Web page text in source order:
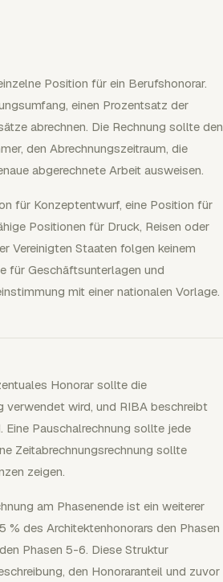
Position für ein Berufshonorar.
einen Prozentsatz der
abrechnen. Die Rechnung sollte den
den Abrechnungszeitraum, die
abgerechnete Arbeit ausweisen.
für Konzeptentwurf, eine Position für
Positionen für Druck, Reisen oder
Vereinigten Staaten folgen keinem
für Geschäftsunterlagen und
mit einer nationalen Vorlage.
Honorar sollte die
verwendet wird, und RIBA beschreibt
Pauschalrechnung sollte jede
Zeitabrechnungsrechnung sollte
zeigen.
am Phasenende ist ein weiterer
des Architektenhonorars den Phasen
Phasen 5-6. Diese Struktur
den Honoraranteil und zuvor